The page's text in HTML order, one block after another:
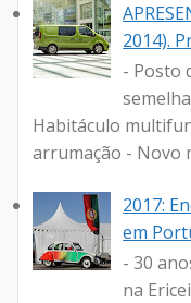
2014).
- Posto
Habitáculo
arrumação - Novo
2017:
em
- 30
na